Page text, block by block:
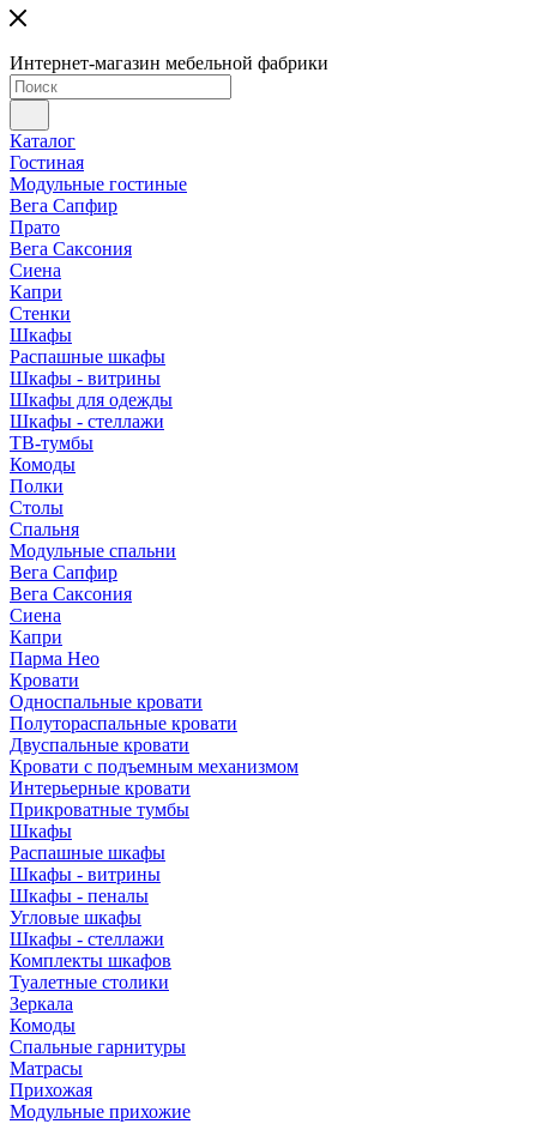
Интернет-магазин мебельной фабрики
Каталог
Гостиная
Модульные гостиные
Вега Сапфир
Прато
Вега Саксония
Сиена
Капри
Стенки
Шкафы
Распашные шкафы
Шкафы - витрины
Шкафы для одежды
Шкафы - стеллажи
ТВ-тумбы
Комоды
Полки
Столы
Спальня
Модульные спальни
Вега Сапфир
Вега Саксония
Сиена
Капри
Парма Нео
Кровати
Односпальные кровати
Полутораспальные кровати
Двуспальные кровати
Кровати с подъемным механизмом
Интерьерные кровати
Прикроватные тумбы
Шкафы
Распашные шкафы
Шкафы - витрины
Шкафы - пеналы
Угловые шкафы
Шкафы - стеллажи
Комплекты шкафов
Туалетные столики
Зеркала
Комоды
Спальные гарнитуры
Матрасы
Прихожая
Модульные прихожие